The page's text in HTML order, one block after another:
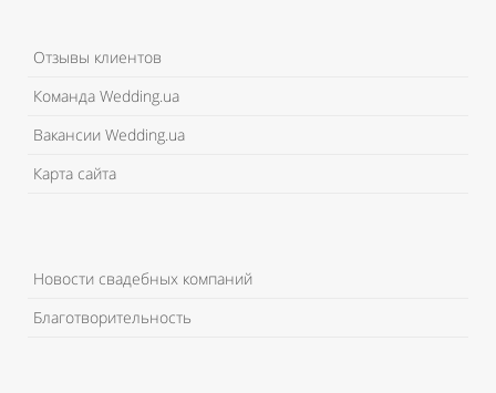
Отзывы клиентов
Команда Wedding.ua
Вакансии Wedding.ua
Карта сайта
Новости свадебных компаний
Благотворительность